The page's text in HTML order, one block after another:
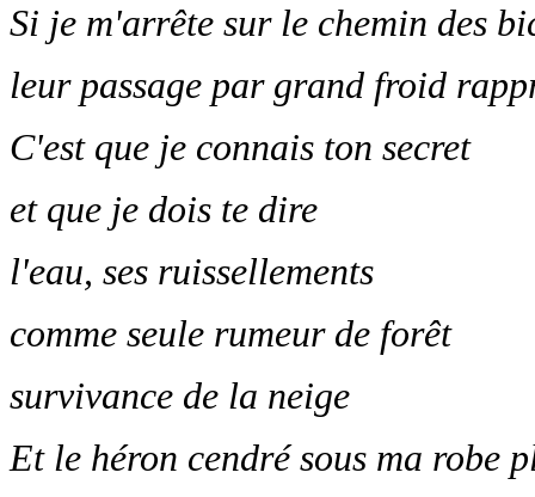
Si je m'arrête sur le chemin des
leur passage par grand froid
C'est que je connais ton secret
et que je dois te dire
l'eau, ses ruissellements
comme seule rumeur de forêt
survivance de la neige
Et le héron cendré sous ma robe